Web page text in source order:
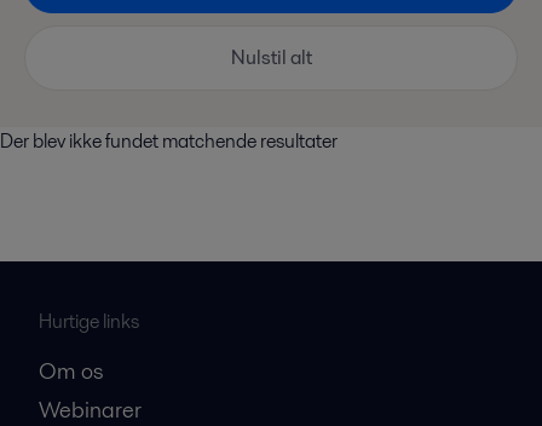
Der blev ikke fundet matchende resultater
Nulstil alt
Hurtige links
Om os
Webinarer